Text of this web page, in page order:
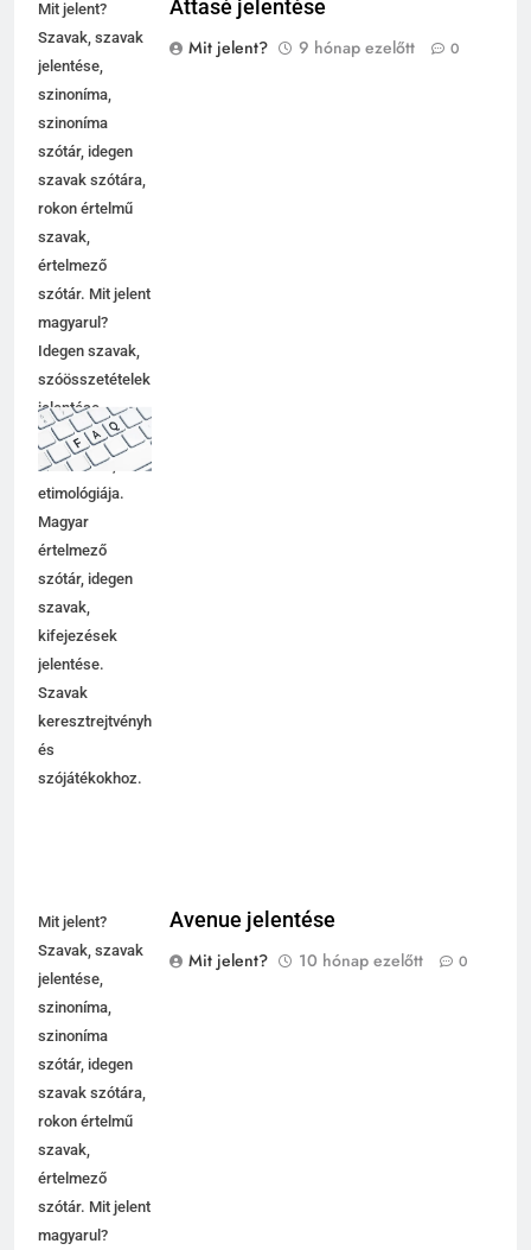
Mit jelent?
Szavak, szavak
jelentése,
szinoníma,
szinoníma
szótár, idegen
szavak szótára,
rokon értelmű
szavak,
értelmező
szótár. Mit jelent
magyarul?
Idegen szavak,
szóösszetételek
jelentése,
magyarázata,
használata,
etimológiája.
Magyar
értelmező
szótár, idegen
szavak,
kifejezések
jelentése.
Szavak
keresztrejtvényhez
és
szójátékokhoz.
Attasé jelentése
Mit jelent?
9 hónap ezelőtt 0
Mit jelent?
Szavak, szavak
jelentése,
szinoníma,
szinoníma
szótár, idegen
szavak szótára,
rokon értelmű
szavak,
értelmező
szótár. Mit jelent
magyarul?
Avenue jelentése
Mit jelent?
10 hónap ezelőtt 0